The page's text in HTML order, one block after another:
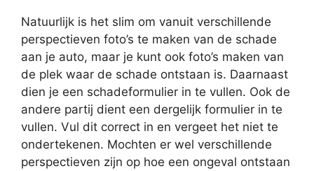
Natuurlijk is het slim om vanuit verschillende
perspectieven foto’s te maken van de schade
aan je auto, maar je kunt ook foto’s maken van
de plek waar de schade ontstaan is. Daarnaast
dien je een schadeformulier in te vullen. Ook de
andere partij dient een dergelijk formulier in te
vullen. Vul dit correct in en vergeet het niet te
ondertekenen. Mochten er wel verschillende
perspectieven zijn op hoe een ongeval ontstaan